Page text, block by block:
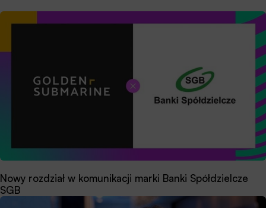
Nowy rozdział w komunikacji marki Banki Spółdzielcze
SGB